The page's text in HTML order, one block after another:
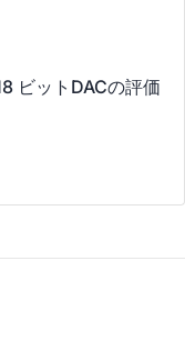
ビットDACの評価